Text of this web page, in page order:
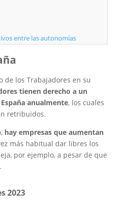
entre las autonomías
de los Trabajadores en su
tienen derecho a un
anualmente, los cuales
retribuidos.
hay empresas que aumentan
más habitual dar libres los
por ejemplo, a pesar de que
2023